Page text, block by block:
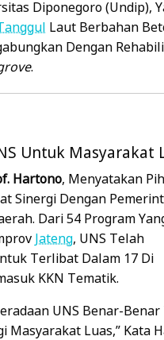
Diponegoro (Undip),
Laut Berbahan
Dengan
.
Untuk Masyarakat
Hartono, Menyatakan
Sinergi Dengan
Dari 54 Program
Jateng, UNS Telah
Terlibat Dalam 17 Di
KKN Tematik.
UNS Benar-
Masyarakat Luas,” Kata